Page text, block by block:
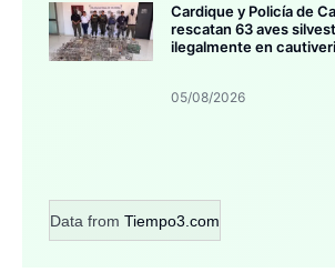
Cardique y Policía de
rescatan 63 aves
ilegalmente en
05/08/2026
Data from Tiempo3.com